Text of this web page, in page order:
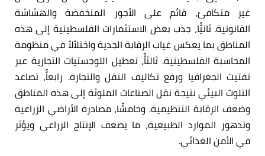
غير متكافئ، قائم على الأجور المنخفضة والهشاشة
القانونية. ثانيًًا، جذب بعض الاستثمارات الفلسطينية إلى هذه
المناطق بما يعكس غياب الرقابة الجدية واختلاًلاً في منظومة
المحاسبة الفلسطينية. ثالثاًً، تعطيل اللوجستيات التجارية عبر
تفتيت الجغرافيا ورفع تكاليف النقل والتجارة. رابعاًً، تصاعد
التلوث البيئي نتيجة نقل الصناعات الملوثة إلى هذه المناطق
وضعف الرقابة التنظيمية. وخامسًًا، مصادرة الأراضي الزراعية
وتدهور الموارد الطبيعية، ما يضعف الإنتاج الزراعي ويؤثر
في الأمن الغذائي.